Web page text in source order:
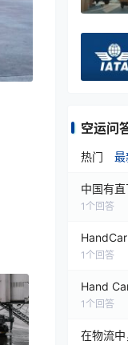
空运问
热门 最
中国有
1 个回答
1 个回答
Hand
1 个回答
在物流